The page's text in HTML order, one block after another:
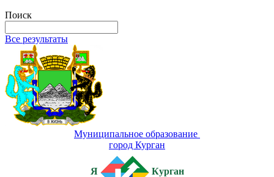
Поиск
Все результаты
Муниципальное образование
город Курган
Я Курган